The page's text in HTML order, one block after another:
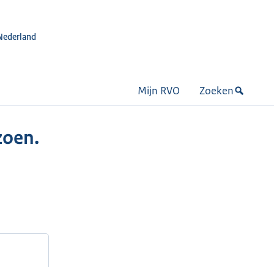
Mijn RVO Zoeken